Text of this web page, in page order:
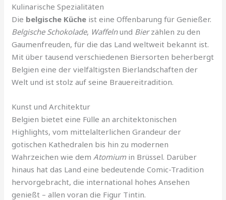
Kulinarische Spezialitäten
Die belgische Küche ist eine Offenbarung für Genießer.
Belgische Schokolade, Waffelnund Bierzählen zu den
Gaumenfreuden, für die das Land weltweit bekannt ist.
Mit über tausend verschiedenen Biersorten beherbergt
Belgien eine der vielfältigsten Bierlandschaften der
Welt und ist stolz auf seine Brauereitradition.
Kunst und Architektur
Belgien bietet eine Fülle an architektonischen
Highlights, vom mittelalterlichen Grandeur der
gotischen Kathedralen bis hin zu modernen
Wahrzeichen wie dem Atomiumin Brüssel. Darüber
hinaus hat das Land eine bedeutende Comic-Tradition
hervorgebracht, die international hohes Ansehen
genießt – allen voran die Figur Tintin.